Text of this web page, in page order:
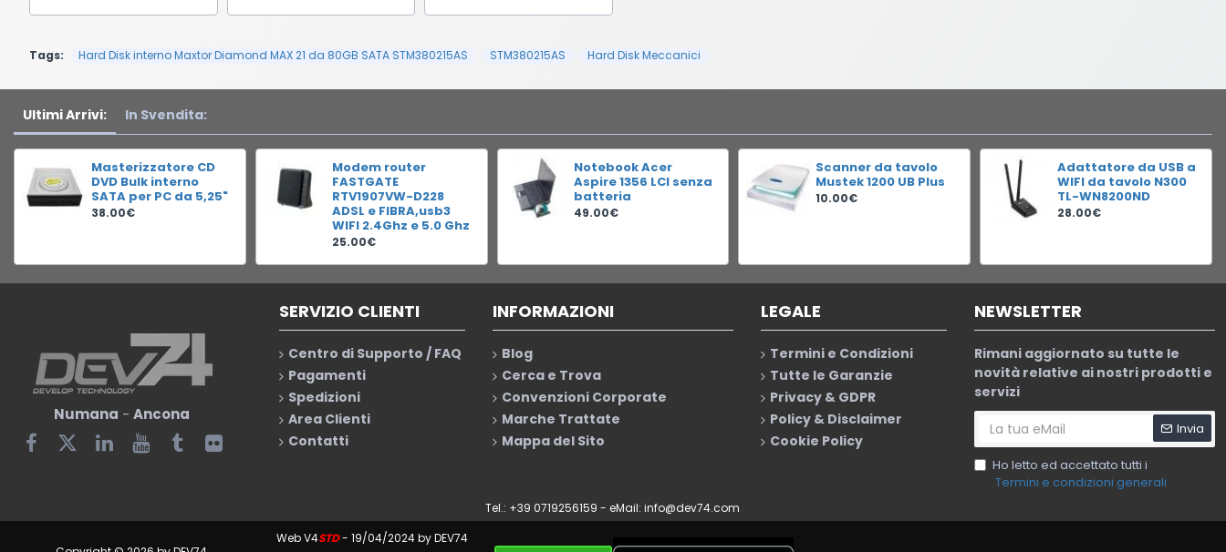
Tags: Hard Disk interno Maxtor Diamond MAX 21 da 80GB SATA STM380215AS STM380215AS Hard Disk Meccanici
Ultimi Arrivi: In Svendita:
Masterizzatore CD
DVD Bulk interno
SATA per PC da 5,25"
38.00€
Modem router
FASTGATE
RTV1907VW-D228
ADSL e FIBRA,usb3
WIFI 2.4Ghz e 5.0 Ghz
25.00€
Notebook Acer
Aspire 1356 LCI senza
batteria
49.00€
Scanner da tavolo
Mustek 1200 UB Plus
10.00€
Adattatore da USB a
WIFI da tavolo N300
TL-WN8200ND
28.00€
Numana - Ancona
SERVIZIO CLIENTI
Centro di Supporto / FAQ
Pagamenti
Spedizioni
Area Clienti
Contatti
INFORMAZIONI
Blog
Cerca e Trova
Convenzioni Corporate
Marche Trattate
Mappa del Sito
LEGALE
Termini e Condizioni
Tutte le Garanzie
Privacy & GDPR
Policy & Disclaimer
Cookie Policy
NEWSLETTER
Rimani aggiornato su tutte le
novità relative ai nostri prodotti e
servizi
Invia
Ho letto ed accettato tutti i
Termini e condizioni generali
Tel.: +39 0719256159 - eMail:info@dev74.com
Web V4STD- 19/04/2024 by DEV74